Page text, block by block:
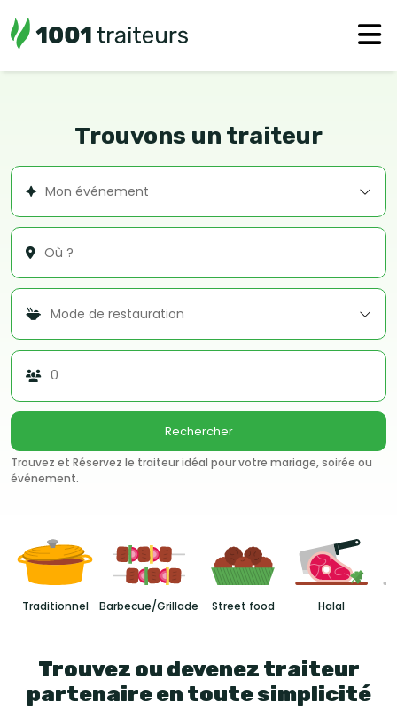
Trouvons un traiteur
Rechercher
Trouvez et Réservez le traiteur idéal pour votre mariage, soirée ou
événement.
Traditionnel Barbecue/Grillade Street food Halal
Trouvez ou devenez traiteur
partenaire en toute simplicité